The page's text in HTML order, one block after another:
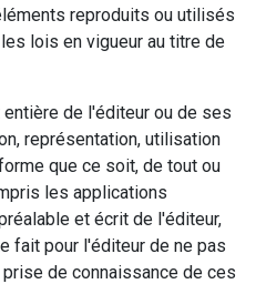
reproduits ou utilisés
lois en vigueur au titre de
de l'éditeur ou de ses
représentation, utilisation
que ce soit, de tout ou
les applications
et écrit de l'éditeur,
fait pour l'éditeur de ne pas
de connaissance de ces